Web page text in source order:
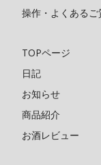
操作・よくあるご
TOPページ
日記
お知らせ
商品紹介
お酒レビュー